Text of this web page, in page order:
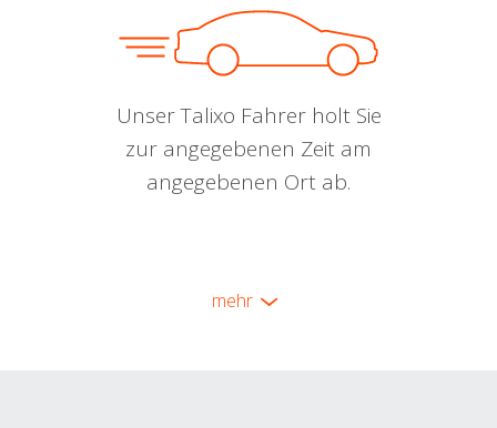
Unser Talixo Fahrer holt Sie
zur angegebenen Zeit am
angegebenen Ort ab.
mehr